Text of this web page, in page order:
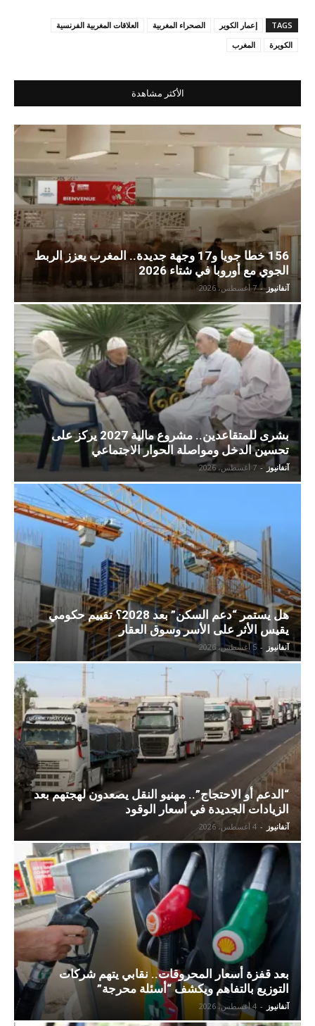
TAGS إعمار الكوير الصحراء المغربية
العلاقات المغربية الفرنسية
الكويرة
المغرب
الأكثر مشاهدة
156 خطا جويا و17 وجهة جديدة.. المغرب يعزز الربط
الجوي مع أوروبا في شتاء 2026
آنفانيوز - 7 أغسطس، 2026
بشرى للمتقاعدين.. مشروع مالية 2027 يركز على
تحسين الدخل ومواصلة الحوار الاجتماعي
آنفانيوز - 7 أغسطس، 2026
هل يستمر “دعم السكن” بعد 2028؟ تقييم حكومي
يقيس الأثر على الأسر وسوق العقار
آنفانيوز - 5 أغسطس، 2026
“الدعم أو الاحتجاج”.. مهنيو النقل يصعدون لهجتهم بعد
الزيادات الجديدة في أسعار الوقود
آنفانيوز - 4 أغسطس، 2026
بعد قفزة أسعار المحروقات.. نقابي يتهم شركات
التوزيع بالتفاهم ويكشف “أسئلة محرجة”
آنفانيوز - 4 أغسطس، 2026